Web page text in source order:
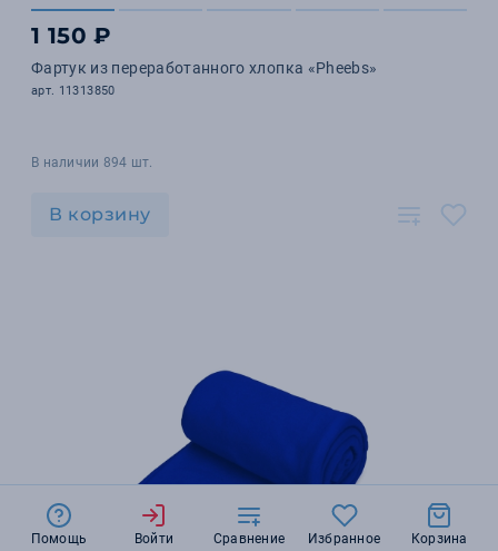
1 150 ₽
Фартук из переработанного хлопка «Pheebs»
арт. 11313850
В наличии 894 шт.
В корзину
Помощь Войти Сравнение Избранное Корзина